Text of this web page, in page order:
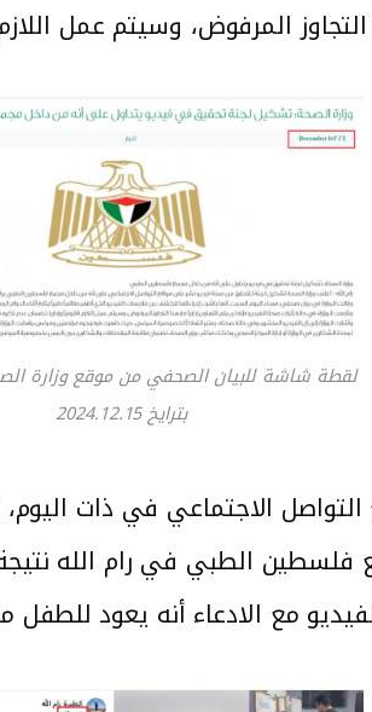
المرفوض، وسيتم عمل
لقطة شاشة للبيان الصحفي من موقع وزارة
بترايخ 2024.12.15
في ذات اليوم، الأحد
6 أشهر داخل مجمع فلسطين الطبي في
مع الادعاء أنه يعود